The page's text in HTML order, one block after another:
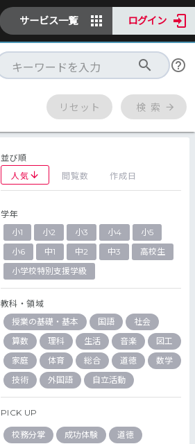
サービス一覧 ログイン
リセット 検 索
並び順
人気
閲覧数 作成日
学年
小1
小2 小3 小4
小5
小6
中1 中2 中3
高校生
小学校特別支援学級
教科・領域
授業の基礎・基本
国語
社会
算数
理科 生活 音楽
図工
家庭
体育 総合 道徳
数学
技術
外国語 自立活動
PICK UP
校務分掌 成功体験 道徳